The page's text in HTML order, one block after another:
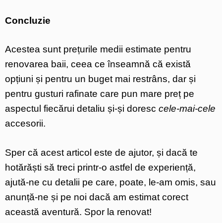
Concluzie
Acestea sunt prețurile medii estimate pentru
renovarea baii, ceea ce înseamnă că există
opțiuni și pentru un buget mai restrâns, dar și
pentru gusturi rafinate care pun mare preț pe
aspectul fiecărui detaliu și-și doresc cele-mai-cele
accesorii.
Sper că acest articol este de ajutor, și dacă te
hotărăști să treci printr-o astfel de experiență,
ajută-ne cu detalii pe care, poate, le-am omis, sau
anunță-ne și pe noi dacă am estimat corect
această aventură. Spor la renovat!